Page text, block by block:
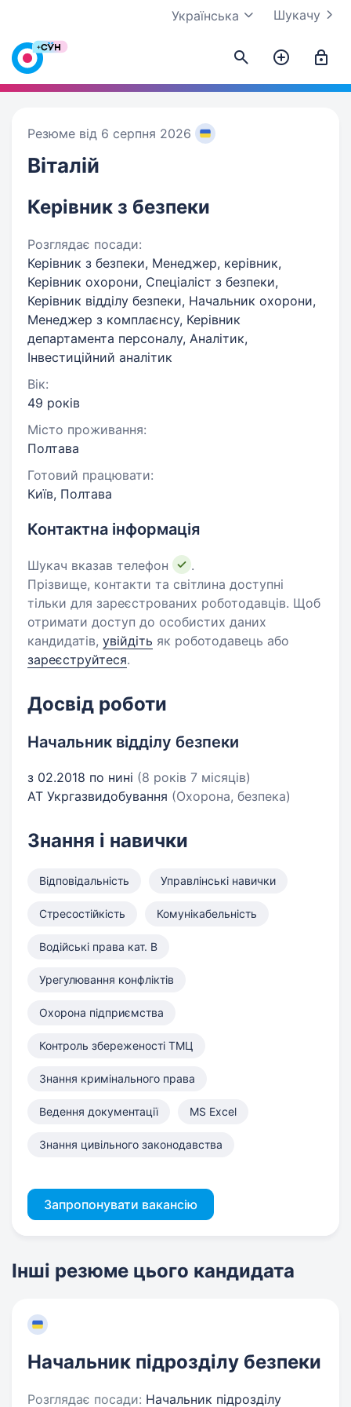
Шукачу
Українська
Резюме від 6 серпня 2026
Віталій
Керівник з безпеки
Розглядає посади:
Керівник з безпеки, Менеджер, керівник,
Керівник охорони, Спеціаліст з безпеки,
Керівник відділу безпеки, Начальник охорони,
Менеджер з комплаєнсу, Керівник
департамента персоналу, Аналітик,
Інвестиційний аналітик
Вік:
49 років
Місто проживання:
Полтава
Готовий працювати:
Київ, Полтава
Контактна інформація
Шукач вказав телефон
.
Прізвище, контакти та світлина доступні
тільки для зареєстрованих роботодавців. Щоб
отримати доступ до особистих даних
кандидатів, увійдіть як роботодавець або
зареєструйтеся.
Досвід роботи
Начальник відділу безпеки
з 02.2018 по нині (8 років 7 місяців)
АТ Укргазвидобування (Охорона, безпека)
Знання і навички
Відповідальність Управлінські навички
Стресостійкість Комунікабельність
Водійські права кат. B
Урегулювання конфліктів
Охорона підприємства
Контроль збереженості ТМЦ
Знання кримінального права
Ведення документації MS Excel
Знання цивільного законодавства
Запропонувати вакансію
Інші резюме цього кандидата
Начальник підрозділу безпеки
Розглядає посади: Начальник підрозділу